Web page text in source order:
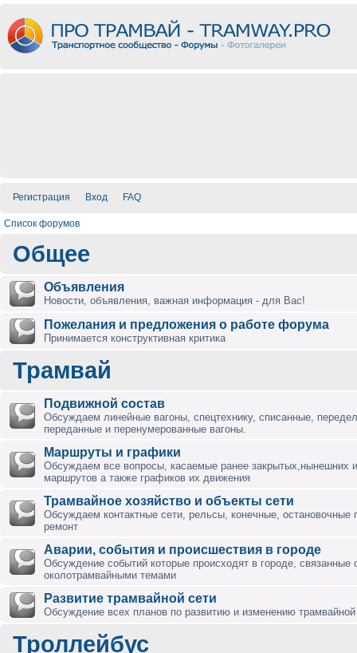
Регистрация Вход FAQ
Список форумов
Общее
Объявления
Новости, объявления, важная информация - для Вас!
Пожелания и предложения о работе форума
Принимается конструктивная критика
Трамвай
Подвижной состав
Обсуждаем линейные вагоны, спецтехнику, списанные,
переданные и перенумерованные вагоны.
Маршруты и графики
Обсуждаем все вопросы, касаемые ранее закрытых,нынешних
маршрутов а также графиков их движения
Трамвайное хозяйство и объекты сети
Обсуждаем контактные сети, рельсы, конечные, остановочные
ремонт
Аварии, события и происшествия в городе
Обсуждение событий которые происходят в городе, связанные
околотрамвайными темами
Развитие трамвайной сети
Обсуждение всех планов по развитию и изменению трамвайной
Троллейбус